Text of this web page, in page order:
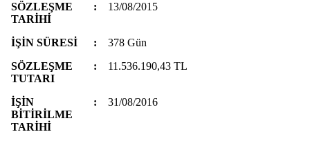
SÖZLEŞME
TARİHİ
: 13/08/2015
İŞİN SÜRESİ :
378 Gün
SÖZLEŞME
TUTARI
: 11.536.190,43 TL
İŞİN
BİTİRİLME
TARİHİ
: 31/08/2016